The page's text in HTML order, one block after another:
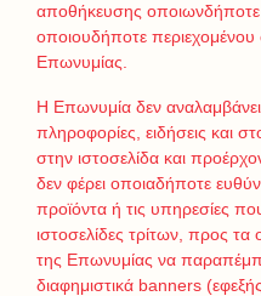
αποθήκευσης
οποιουδήποτε
Επωνυμίας.
Η Επωνυμία δεν
πληροφορίες, ειδήσεις και
στην ιστοσελίδα και
δεν φέρει οποιαδήποτε
προϊόντα ή τις υπηρεσίες
ιστοσελίδες τρίτων, προς
της Επωνυμίας να
διαφημιστικά banners